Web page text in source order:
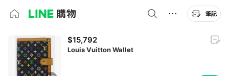
筆記
$15,792
Louis Vuitton Wallet